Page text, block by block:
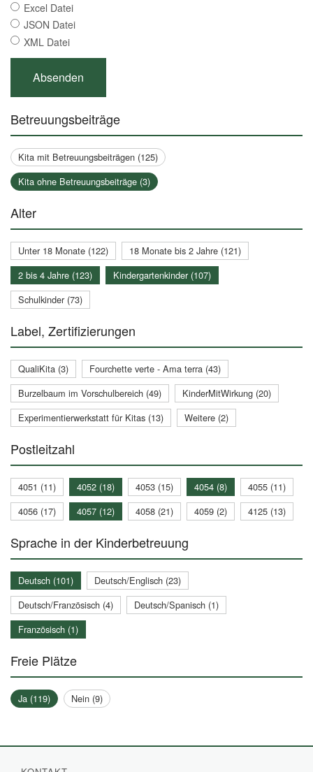
Excel Datei
JSON Datei
XML Datei
Betreuungsbeiträge
Kita mit Betreuungsbeiträgen (125)
Kita ohne Betreuungsbeiträge (3)
Alter
Unter 18 Monate (122)
18 Monate bis 2 Jahre (121)
2 bis 4 Jahre (123)
Kindergartenkinder (107)
Schulkinder (73)
Label, Zertifizierungen
QualiKita (3)
Fourchette verte - Ama terra (43)
Burzelbaum im Vorschulbereich (49)
KinderMitWirkung (20)
Experimentierwerkstatt für Kitas (13)
Weitere (2)
Postleitzahl
4051 (11) 4052 (18) 4053 (15) 4054 (8)
4055 (11)
4056 (17)
4057 (12) 4058 (21) 4059 (2) 4125 (13)
Sprache in der Kinderbetreuung
Deutsch (101)
Deutsch/Englisch (23)
Deutsch/Französisch (4)
Deutsch/Spanisch (1)
Französisch (1)
Freie Plätze
Ja (119) Nein (9)